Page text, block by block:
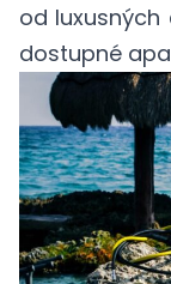
od
dostupné